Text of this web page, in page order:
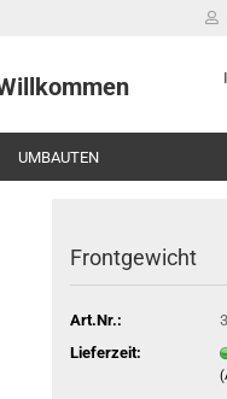
UMBAUTEN
Frontgewicht
Art.Nr.:
Lieferzeit: